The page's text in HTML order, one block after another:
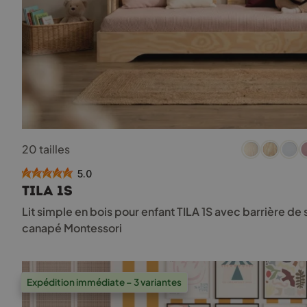
produit
a
plusieurs
variations.
Les
options
peuvent
choisies
sur
la
20 tailles
5.0
TILA 1S
Lit simple en bois pour enfant TILA 1S avec barrière
canapé Montessori
Expédition immédiate – 3 variantes